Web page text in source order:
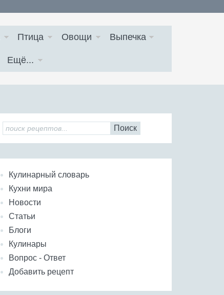
Птица Овощи Выпечка
Ещё...
Поиск
Кулинарный словарь
Кухни мира
Новости
Статьи
Блоги
Кулинары
Вопрос - Ответ
Добавить рецепт